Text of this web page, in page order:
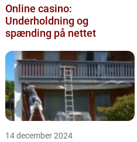
Online casino:
Underholdning og
spænding på nettet
14 december 2024